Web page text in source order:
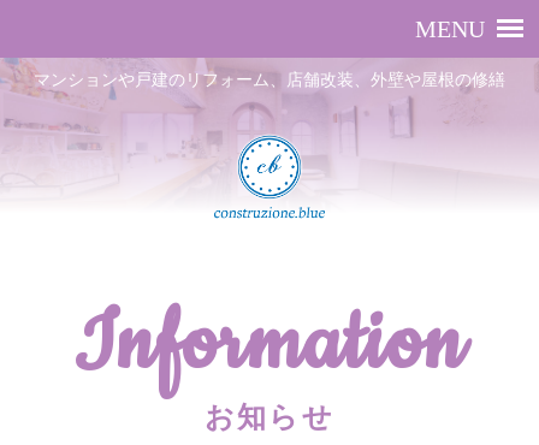
マンションや戸建のリフォーム、店舗改装、外壁や屋根の修繕
Information
お知らせ